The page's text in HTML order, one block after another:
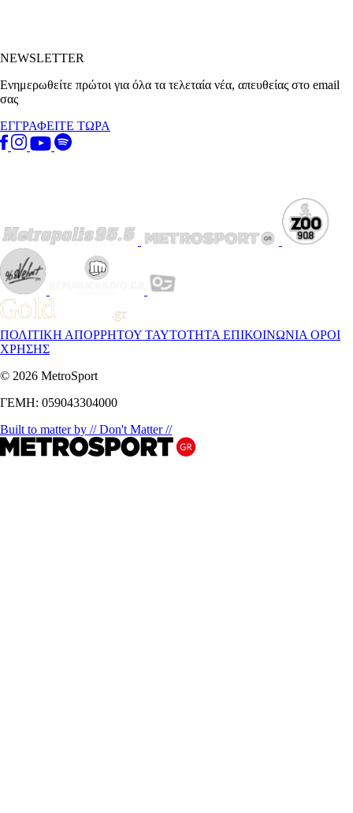
NEWSLETTER
Ενημερωθείτε πρώτοι για όλα τα τελεταία νέα, απευθείας στο email
σας
ΕΓΓΡΑΦΕΙΤΕ ΤΩΡΑ
ΠΟΛΙΤΙΚΗ ΑΠΟΡΡΗΤΟΥ ΤΑΥΤΟΤΗΤΑ ΕΠΙΚΟΙΝΩΝΙΑ ΟΡΟΙ
ΧΡΗΣΗΣ
© 2026 MetroSport
ΓΕΜΗ: 059043304000
Built to matter by // Don't Matter //